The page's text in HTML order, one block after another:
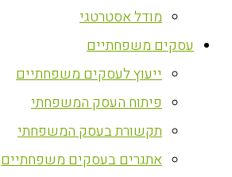
מודל אסטרטגי
עסקים משפחתיים
ייעוץ לעסקים משפחתיים
פיתוח העסק המשפחתי
תקשורת בעסק המשפחתי
אתגרים בעסקים משפחתיים